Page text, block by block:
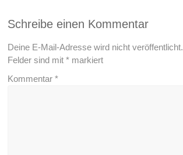
Schreibe einen Kommentar
Deine E-Mail-Adresse wird nicht veröffentlicht.
Felder sind mit* markiert
Kommentar*